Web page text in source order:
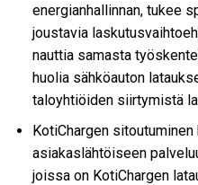
energianhallinnan, tukee
joustavia
nauttia samasta
huolia sähköauton
taloyhtiöiden siirtymistä
KotiChargen
asiakaslähtöiseen
joissa on KotiChargen